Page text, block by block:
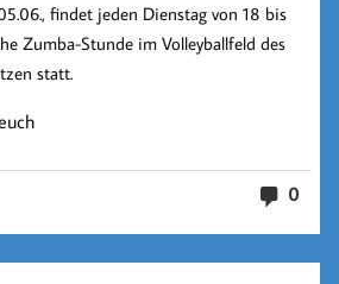
findet jeden Dienstag von 18 bis
Zumba-Stunde im Volleyballfeld des
statt.
0